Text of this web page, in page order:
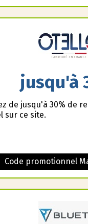
jusqu'à
de jusqu'à 30% de
sur ce site.
Code promotionnel